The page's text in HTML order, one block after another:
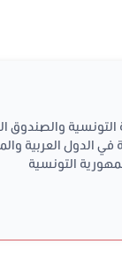
المبرمة بتاريخ 16 أوت 2020 بين حكومة الجمهورية
الدول العربية
التونسية